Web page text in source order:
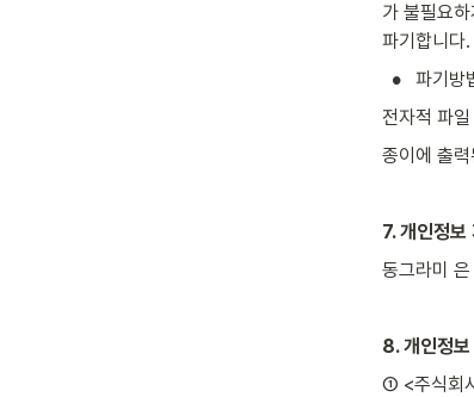
가 불필요
파기합니다.
•
파기방
전자적 파
종이에 출
7. 개인정
동그라미
8. 개인정
① <주식회